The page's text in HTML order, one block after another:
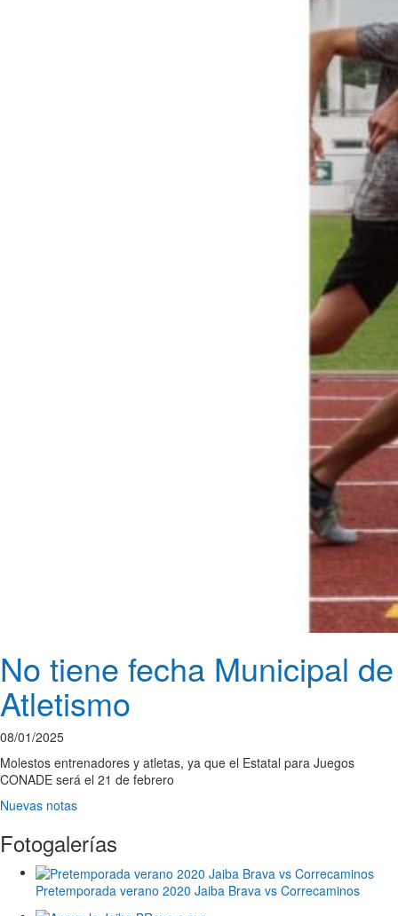
No tiene fecha Municipal de
Atletismo
08/01/2025
Molestos entrenadores y atletas, ya que el Estatal para Juegos
CONADE será el 21 de febrero
Nuevas notas
Fotogalerías
Pretemporada verano 2020 Jaiba Brava vs Correcaminos